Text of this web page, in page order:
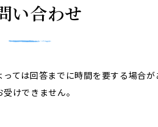
い合わせ
ては回答までに時間を要する場合が
けできません。